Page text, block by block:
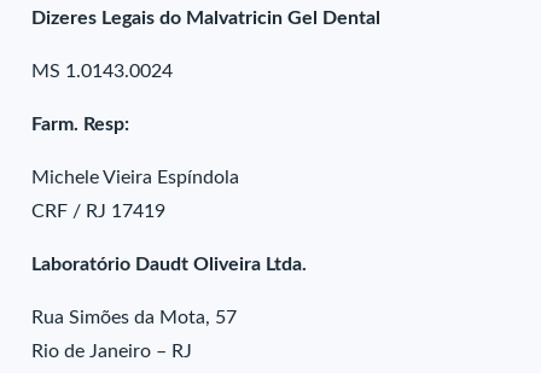
Dizeres Legais do Malvatricin Gel Dental
MS 1.0143.0024
Farm. Resp:
Michele Vieira Espíndola
CRF / RJ 17419
Laboratório Daudt Oliveira Ltda.
Rua Simões da Mota, 57
Rio de Janeiro – RJ